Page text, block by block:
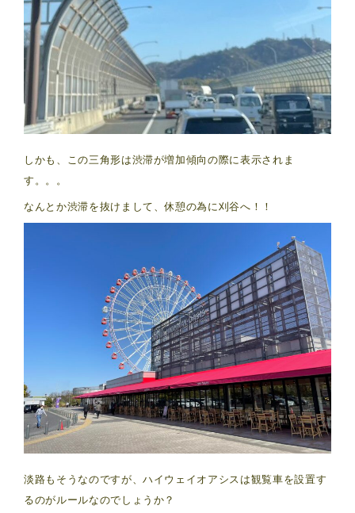
しかも、この三角形は渋滞が増加傾向の際に表示されま
す。。。
なんとか渋滞を抜けまして、休憩の為に刈谷へ！！
淡路もそうなのですが、ハイウェイオアシスは観覧車を設置す
るのがルールなのでしょうか？